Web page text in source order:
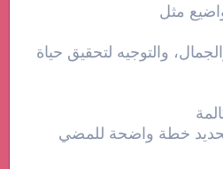
والتوجيه لتحقيق حياة
خطة واضحة للمضي